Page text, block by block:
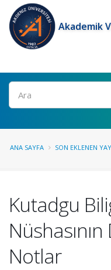
Akademik
Ara
ANA SAYFA SON EKLENEN
Kutadgu
Notlar